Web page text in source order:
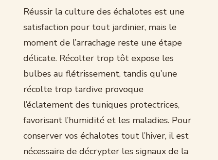
Réussir la culture des échalotes est une
satisfaction pour tout jardinier, mais le
moment de l’arrachage reste une étape
délicate. Récolter trop tôt expose les
bulbes au flétrissement, tandis qu’une
récolte trop tardive provoque
l’éclatement des tuniques protectrices,
favorisant l’humidité et les maladies. Pour
conserver vos échalotes tout l’hiver, il est
nécessaire de décrypter les signaux de la